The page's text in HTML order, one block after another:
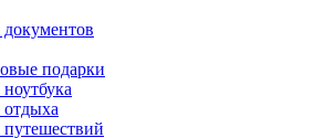
подарки